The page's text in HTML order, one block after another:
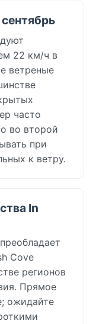
22 км/ч в
ветреные
часто
во второй
при
к ветру.
In
Cove
регионов
Прямое
ожидайте